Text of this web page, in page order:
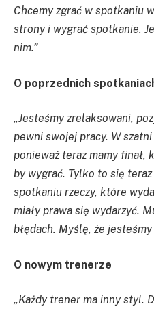
Chcemy zgrać w spotkaniu
strony i wygrać spotkanie.
nim.”
O poprzednich
„Jesteśmy zrelaksowani,
pewni swojej pracy. W
ponieważ teraz mamy finał,
by wygrać. Tylko to się
spotkaniu rzeczy, które
miały prawa się wydarzyć.
błędach. Myślę, że
O nowym trenerze
„Każdy trener ma inny styl.